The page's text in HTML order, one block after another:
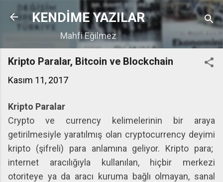
Ana içeriğe atla
KENDİME YAZILAR
Mahfi Eğilmez
Kripto Paralar, Bitcoin ve Blockchain
Kasım 11, 2017
Kripto Paralar
Crypto ve currency kelimelerinin bir araya
getirilmesiyle yaratılmış olan cryptocurrency deyimi
kripto (şifreli) para anlamına geliyor. Kripto para;
internet aracılığıyla kullanılan, hiçbir merkezi
otoriteye ya da aracı kuruma bağlı olmayan, sanal